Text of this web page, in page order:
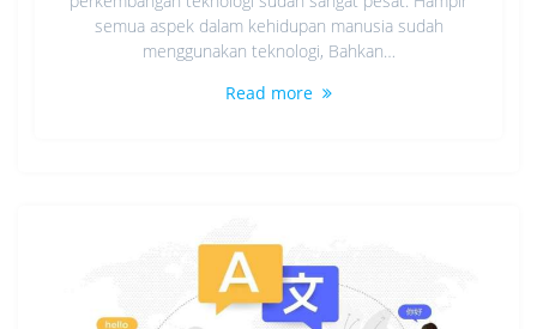
semua aspek dalam kehidupan manusia sudah
menggunakan teknologi, Bahkan…
Read more